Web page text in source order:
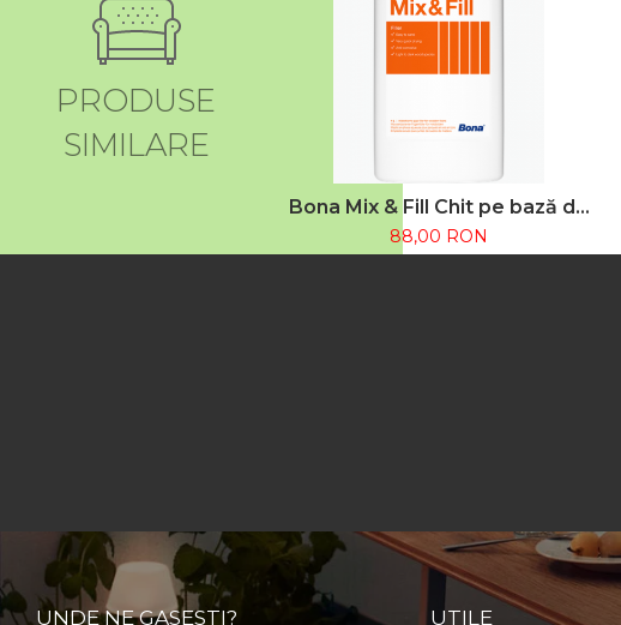
PRODUSE
SIMILARE
Bona Mix & Fill Chit pe bază de
apă pentru rosturi parchet 1L
88,00 RON
UNDE NE GASESTI? UTILE